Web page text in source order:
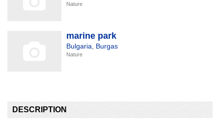
Nature
marine park
Bulgaria Burgas
Nature
DESCRIPTION